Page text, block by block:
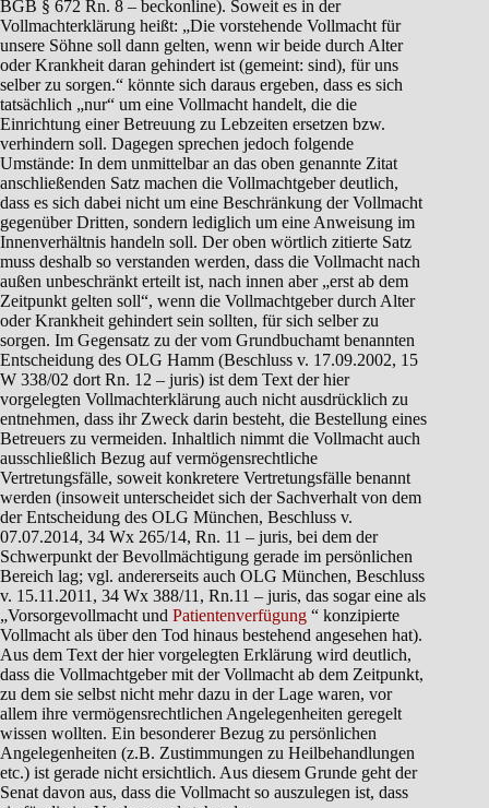
BGB § 672 Rn. 8 – beckonline). Soweit es in der
Vollmachterklärung heißt: „Die vorstehende Vollmacht für
unsere Söhne soll dann gelten, wenn wir beide durch Alter
oder Krankheit daran gehindert ist (gemeint: sind), für uns
selber zu sorgen.“ könnte sich daraus ergeben, dass es sich
tatsächlich „nur“ um eine Vollmacht handelt, die die
Einrichtung einer Betreuung zu Lebzeiten ersetzen bzw.
verhindern soll. Dagegen sprechen jedoch folgende
Umstände: In dem unmittelbar an das oben genannte Zitat
anschließenden Satz machen die Vollmachtgeber deutlich,
dass es sich dabei nicht um eine Beschränkung der Vollmacht
gegenüber Dritten, sondern lediglich um eine Anweisung im
Innenverhältnis handeln soll. Der oben wörtlich zitierte Satz
muss deshalb so verstanden werden, dass die Vollmacht nach
außen unbeschränkt erteilt ist, nach innen aber „erst ab dem
Zeitpunkt gelten soll“, wenn die Vollmachtgeber durch Alter
oder Krankheit gehindert sein sollten, für sich selber zu
sorgen. Im Gegensatz zu der vom Grundbuchamt benannten
Entscheidung des OLG Hamm (Beschluss v. 17.09.2002, 15
W 338/02 dort Rn. 12 – juris) ist dem Text der hier
vorgelegten Vollmachterklärung auch nicht ausdrücklich zu
entnehmen, dass ihr Zweck darin besteht, die Bestellung eines
Betreuers zu vermeiden. Inhaltlich nimmt die Vollmacht auch
ausschließlich Bezug auf vermögensrechtliche
Vertretungsfälle, soweit konkretere Vertretungsfälle benannt
werden (insoweit unterscheidet sich der Sachverhalt von dem
der Entscheidung des OLG München, Beschluss v.
07.07.2014, 34 Wx 265/14, Rn. 11 – juris, bei dem der
Schwerpunkt der Bevollmächtigung gerade im persönlichen
Bereich lag; vgl. andererseits auch OLG München, Beschluss
v. 15.11.2011, 34 Wx 388/11, Rn.11 – juris, das sogar eine als
„Vorsorgevollmacht und Patientenverfügung “ konzipierte
Vollmacht als über den Tod hinaus bestehend angesehen hat).
Aus dem Text der hier vorgelegten Erklärung wird deutlich,
dass die Vollmachtgeber mit der Vollmacht ab dem Zeitpunkt,
zu dem sie selbst nicht mehr dazu in der Lage waren, vor
allem ihre vermögensrechtlichen Angelegenheiten geregelt
wissen wollten. Ein besonderer Bezug zu persönlichen
Angelegenheiten (z.B. Zustimmungen zu Heilbehandlungen
etc.) ist gerade nicht ersichtlich. Aus diesem Grunde geht der
Senat davon aus, dass die Vollmacht so auszulegen ist, dass